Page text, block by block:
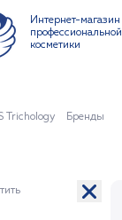
Интернет-магазин
профессиональной
косметики
Trichology Бренды